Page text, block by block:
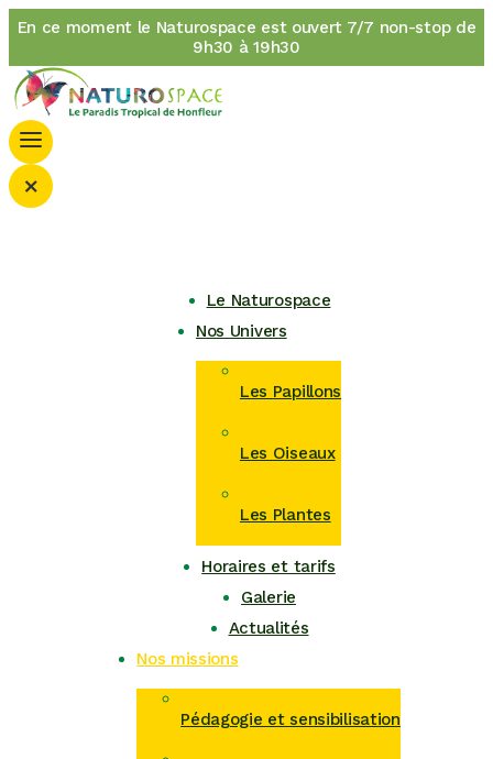
En ce moment le Naturospace est ouvert 7/7 non-stop de
9h30 à 19h30
×
Le Naturospace
Nos Univers
Les Papillons
Les Oiseaux
Les Plantes
Horaires et tarifs
Galerie
Actualités
Nos missions
Pédagogie et sensibilisation